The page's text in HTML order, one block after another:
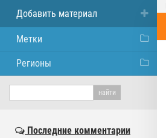
Добавить материал
Метки
Регионы
Последние комментарии